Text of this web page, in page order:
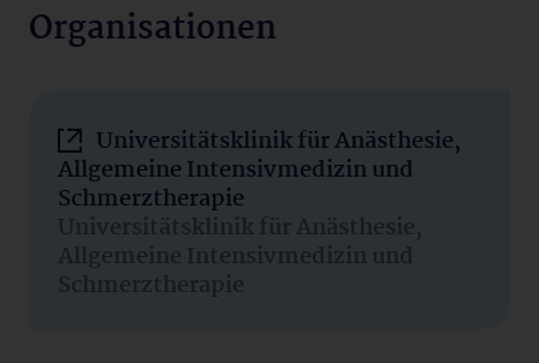
Organisationen
Universitätsklinik für Anästhesie,
Allgemeine Intensivmedizin und
Schmerztherapie
Universitätsklinik für Anästhesie,
Allgemeine Intensivmedizin und
Schmerztherapie